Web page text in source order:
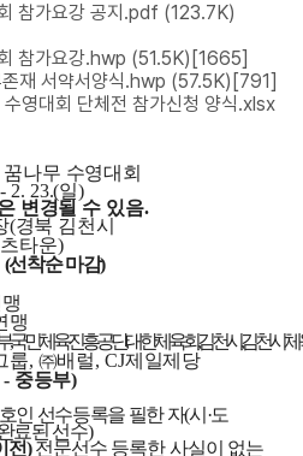
참가요강 공지.pdf (123.7K)
참가요강.hwp (51.5K) [1665]
재 서약서양식.hwp (57.5K) [791]
영대회 단체전 참가신청 양식.xlsx
나무 수영대회
2. 23.(일)
변경될 수 있음.
(경북 김천시
타운)
(선착순 마감)
맹
국민체육진흥공단대한체육회김천시김천시체
룹, ㈜배럴, CJ제일제당
- 중등부)
인 선수등록을 필한 자(시 ·도
료된 선수)
전) 전문선수 등록한 사실이 없는